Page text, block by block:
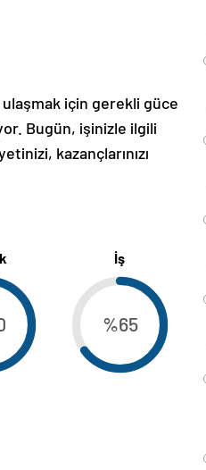
için gerekli güce
Bugün, işinizle ilgili
kazançlarınızı
İş
%65